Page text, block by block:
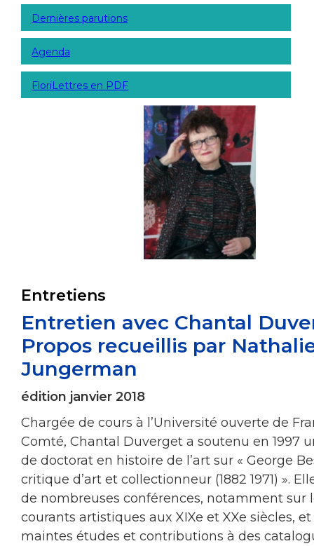
Entretiens
Entretien avec Chantal
Propos recueillis par
Jungerman
édition janvier 2018
Chargée de cours à l’Université ouverte de
Comté, Chantal Duverget a soutenu en 1997
de doctorat en histoire de l’art sur « George
critique d’art et collectionneur (1882 1971) ».
de nombreuses conférences, notamment sur
courants artistiques aux XIXe et XXe siècles,
maintes études et contributions à des
Dernières parutions
Agenda
FloriLettres en PDF